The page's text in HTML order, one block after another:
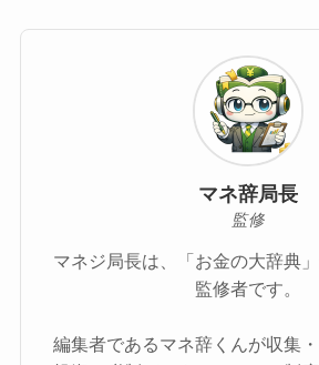
マネ辞局長
監修
マネジ局長は、「お金の大辞典
監修者です。
編集者であるマネ辞くんが収集